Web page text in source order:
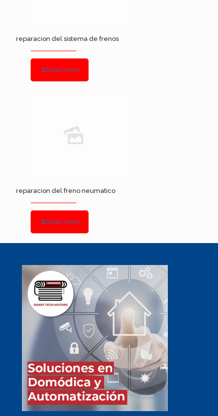
reparacion del sistema de frenos
Read more
reparacion del freno neumatico
Read more